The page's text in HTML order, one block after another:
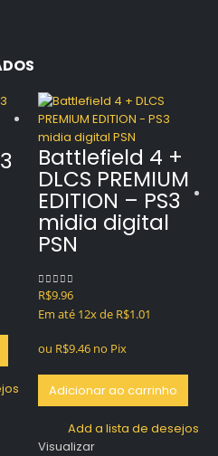
Battlefield 4 +
DLCS PREMIUM
EDITION – PS3
midia digital
PSN
0out of 5
R$9.96
Em até 12x de R$1.01
ou R$9.46 no Pix
Adicionar ao carrinho
Add a lista de desejos
Visualizar